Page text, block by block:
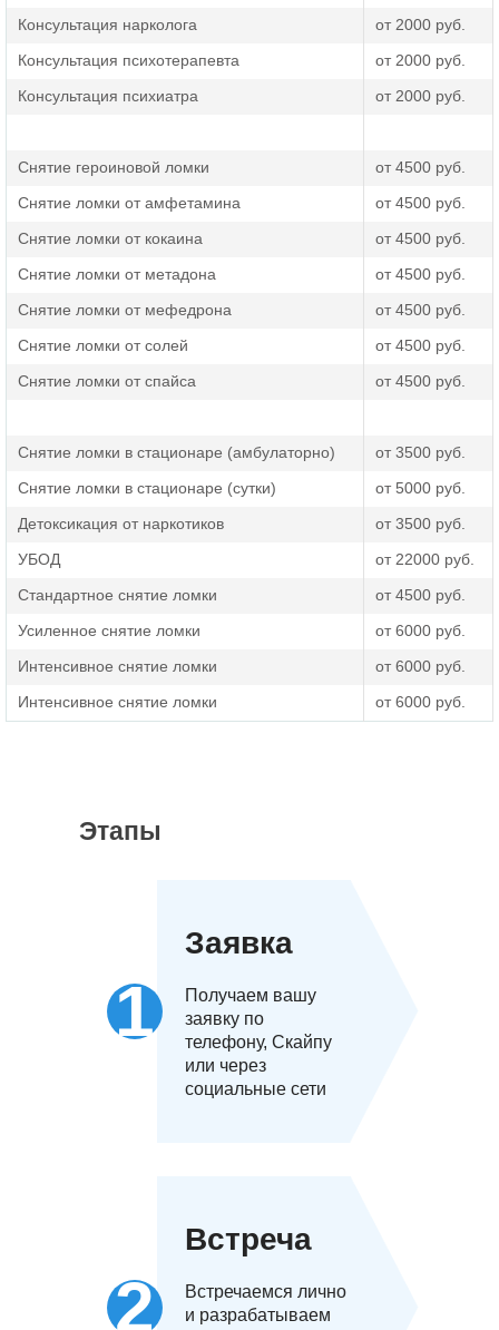
Консультация нарколога
от 2000 руб.
Консультация психотерапевта
от 2000 руб.
Консультация психиатра
от 2000 руб.
Снятие героиновой ломки
от 4500 руб.
Снятие ломки от амфетамина
от 4500 руб.
Снятие ломки от кокаина
от 4500 руб.
Снятие ломки от метадона
от 4500 руб.
Снятие ломки от мефедрона
от 4500 руб.
Снятие ломки от солей
от 4500 руб.
Снятие ломки от спайса
от 4500 руб.
Снятие ломки в стационаре (амбулаторно)
от 3500 руб.
Снятие ломки в стационаре (сутки)
от 5000 руб.
Детоксикация от наркотиков
от 3500 руб.
УБОД
от 22000 руб.
Стандартное снятие ломки
от 4500 руб.
Усиленное снятие ломки
от 6000 руб.
Интенсивное снятие ломки
от 6000 руб.
Интенсивное снятие ломки
от 6000 руб.
Этапы
Заявка
Получаем вашу
заявку по
телефону, Скайпу
или через
социальные сети
Встреча
Встречаемся лично
и разрабатываем